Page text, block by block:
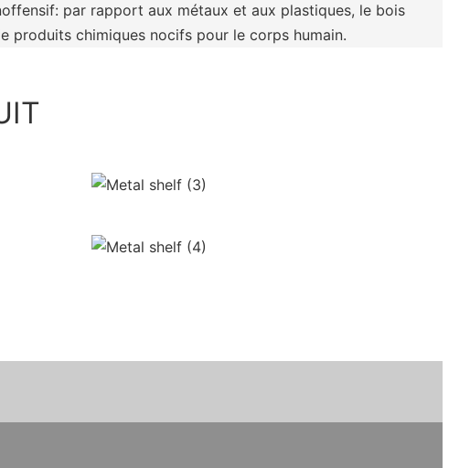
par rapport aux métaux et aux plastiques, le bois
produits chimiques nocifs pour le corps humain.